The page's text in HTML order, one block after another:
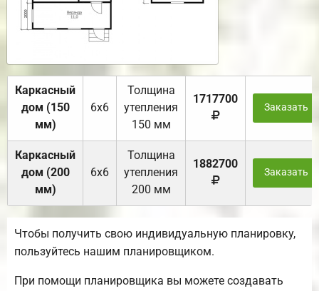
Каркасный
дом (150
мм)
6х6
Толщина
утепления
150 мм
1717700
Заказать
Каркасный
дом (200
мм)
6х6
Толщина
утепления
200 мм
1882700
Заказать
Чтобы получить свою индивидуальную планировку,
пользуйтесь нашим планировщиком.
При помощи планировщика вы можете создавать